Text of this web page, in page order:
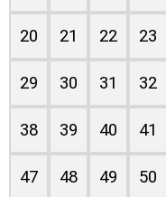
20 21 22 23
29 30 31 32
38 39 40 41
47 48 49 50